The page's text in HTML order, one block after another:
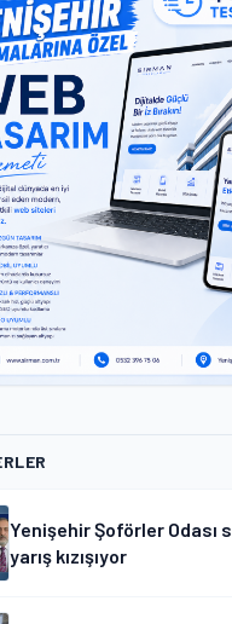
Yenişehir Şoförler Odası
yarış kızışıyor